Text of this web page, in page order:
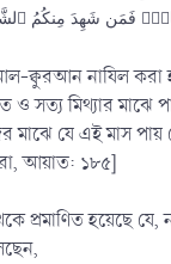
فَمَن شَهِدَ مِنكُمُ
ক্বুরআন নাযিল করা
ও সত্য মিথ্যার মাঝে
মাঝে যে এই মাস
আয়াত: ১৮৫]
প্রমাণিত হয়েছে যে,